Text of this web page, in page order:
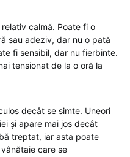
calmă. Poate fi o
sau adeziv, dar nu o pată
fi sensibil, dar nu fierbinte.
tensionat de la o oră la
decât se simte. Uneori
și apare mai jos decât
treptat, iar asta poate
care se